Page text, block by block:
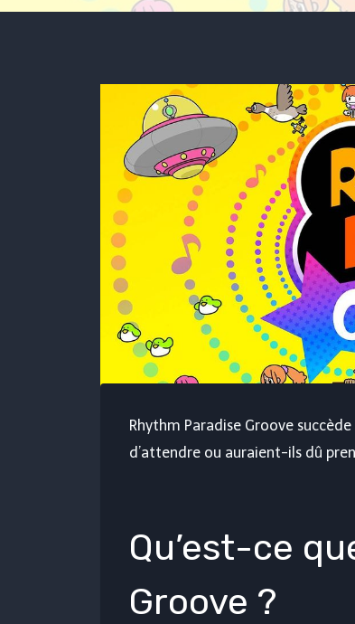
Rhythm Paradise Groove
d’attendre ou auraient-ils dû
Qu’est-ce
Groove ?